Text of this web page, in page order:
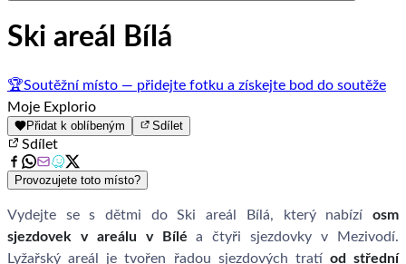
Ski areál Bílá
🏆Soutěžní místo — přidejte fotku a získejte bod do soutěže
Moje Explorio
Přidat k oblíbeným Sdílet
Sdílet
Provozujete toto místo?
Vydejte se s dětmi do Ski areál Bílá, který nabízí osm
sjezdovek v areálu v Bílé a čtyři sjezdovky v Mezivodí.
Lyžařský areál je tvořen řadou sjezdových tratí od střední